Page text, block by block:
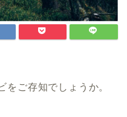
をご存知でしょうか。